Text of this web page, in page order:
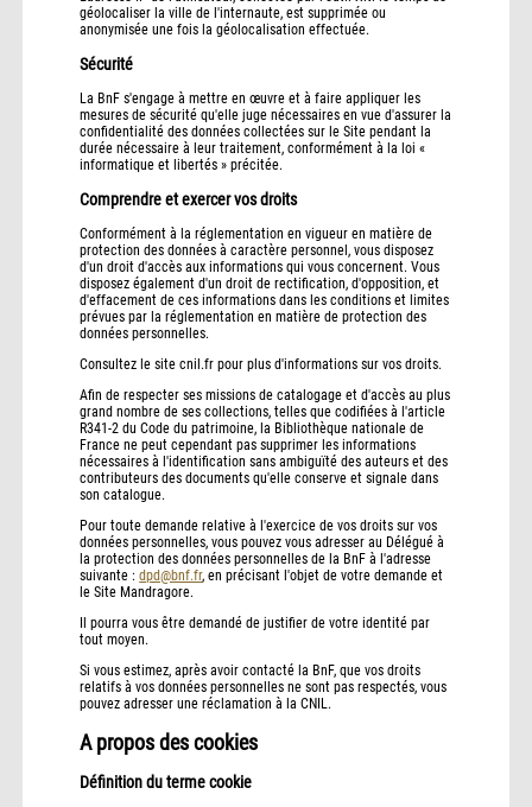
géolocaliser la ville de l'internaute, est supprimée ou
anonymisée une fois la géolocalisation effectuée.
Sécurité
La BnF s'engage à mettre en œuvre et à faire appliquer les
mesures de sécurité qu'elle juge nécessaires en vue d'assurer la
confidentialité des données collectées sur le Site pendant la
durée nécessaire à leur traitement, conformément à la loi «
informatique et libertés » précitée.
Comprendre et exercer vos droits
Conformément à la réglementation en vigueur en matière de
protection des données à caractère personnel, vous disposez
d'un droit d'accès aux informations qui vous concernent. Vous
disposez également d'un droit de rectification, d'opposition, et
d'effacement de ces informations dans les conditions et limites
prévues par la réglementation en matière de protection des
données personnelles.
Consultez le site cnil.fr pour plus d'informations sur vos droits.
Afin de respecter ses missions de catalogage et d'accès au plus
grand nombre de ses collections, telles que codifiées à l'article
R341-2 du Code du patrimoine, la Bibliothèque nationale de
France ne peut cependant pas supprimer les informations
nécessaires à l'identification sans ambiguïté des auteurs et des
contributeurs des documents qu'elle conserve et signale dans
son catalogue.
Pour toute demande relative à l'exercice de vos droits sur vos
données personnelles, vous pouvez vous adresser au Délégué à
la protection des données personnelles de la BnF à l'adresse
suivante :dpd@bnf.fr, en précisant l'objet de votre demande et
le Site Mandragore.
Il pourra vous être demandé de justifier de votre identité par
tout moyen.
Si vous estimez, après avoir contacté la BnF, que vos droits
relatifs à vos données personnelles ne sont pas respectés, vous
pouvez adresser une réclamation à la CNIL.
A propos des cookies
Définition du terme cookie